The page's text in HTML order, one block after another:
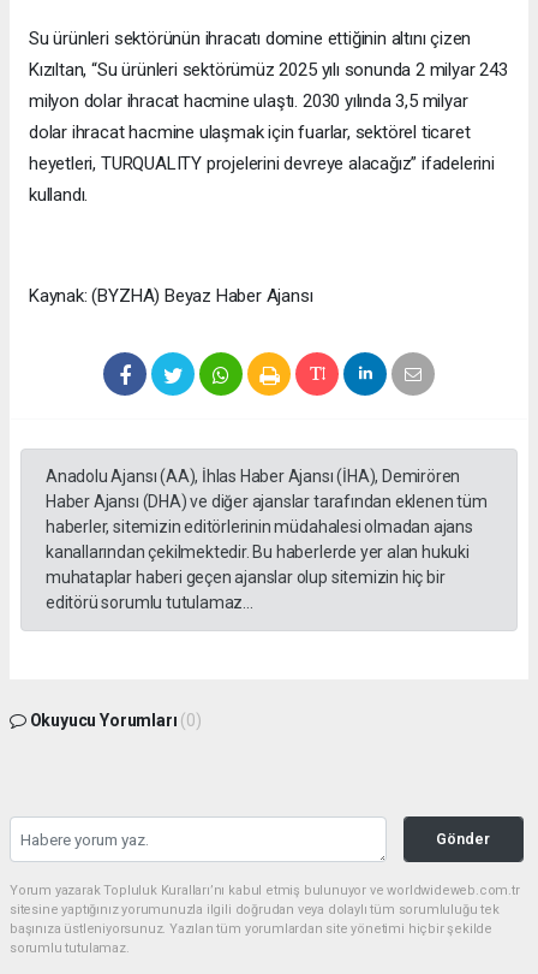
Su ürünleri sektörünün ihracatı domine ettiğinin altını çizen
Kızıltan, “Su ürünleri sektörümüz 2025 yılı sonunda 2 milyar 243
milyon dolar ihracat hacmine ulaştı. 2030 yılında 3,5 milyar
dolar ihracat hacmine ulaşmak için fuarlar, sektörel ticaret
heyetleri, TURQUALITY projelerini devreye alacağız” ifadelerini
kullandı.
Kaynak: (BYZHA) Beyaz Haber Ajansı
Anadolu Ajansı (AA), İhlas Haber Ajansı (İHA), Demirören
Haber Ajansı (DHA) ve diğer ajanslar tarafından eklenen tüm
haberler, sitemizin editörlerinin müdahalesi olmadan ajans
kanallarından çekilmektedir. Bu haberlerde yer alan hukuki
muhataplar haberi geçen ajanslar olup sitemizin hiç bir
editörü sorumlu tutulamaz...
Okuyucu Yorumları (0)
Gönder
Yorum yazarak Topluluk Kuralları’nı kabul etmiş bulunuyor ve worldwideweb.com.tr
sitesine yaptığınız yorumunuzla ilgili doğrudan veya dolaylı tüm sorumluluğu tek
başınıza üstleniyorsunuz. Yazılan tüm yorumlardan site yönetimi hiçbir şekilde
sorumlu tutulamaz.